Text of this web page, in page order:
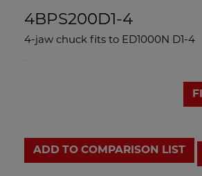
4BPS200D1-4
4-jaw chuck fits to ED1000N D1-4
ADD TO COMPARISON LIST